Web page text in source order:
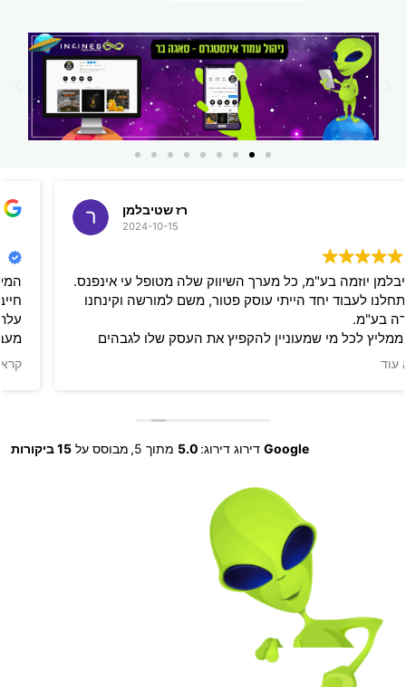
רז שטיבלמן
2024-10-15
שטיבלמן יוזמה בע"מ, כל מערך השיווק שלה מטופל עי אינפנס.
שהתחלנו לעבוד יחד הייתי עוסק פטור, משם למורשה וקינחנו
חברה בע"מ.
אני ממליץ לכל מי שמעוניין להקפיץ את העסק שלו לגבהים
Google דירוג דירוג: 5.0 מתוך 5, מבוסס על 15 ביקורות